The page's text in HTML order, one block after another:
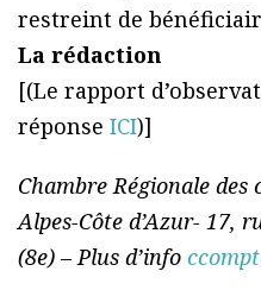
restreint de
La rédaction
[(Le rapport
réponse ICI)]
Chambre Régionale des
Alpes-Côte d’Azur- 17,
(8e) – Plus d’info